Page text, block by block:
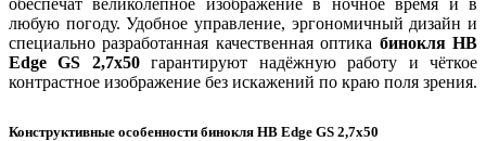
любую погоду. Удобное управление, эргономичный дизайн и
специально разработанная качественная оптика бинокля НВ
Edge GS 2,7x50гарантируют надёжную работу и чёткое
контрастное изображение без искажений по краю поля зрения.
Конструктивные особенности бинокля НВ Edge GS 2,7x50